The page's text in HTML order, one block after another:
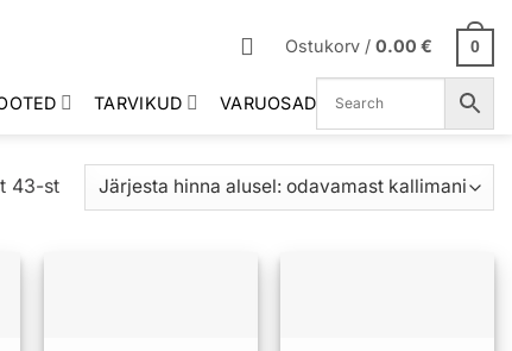
Ostukorv /0.00€ 0
TARVIKUD VARUOSAD
43-stSorditud
hinna